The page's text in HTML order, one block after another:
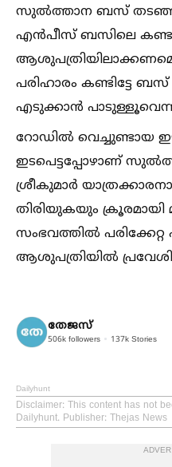
സുല്‍ത്താന ബസ്
എന്‍പീസ് ബസിലെ
പരിഹാരം കണ്ടിട്ടേ ബസ്
എടുക്കാന്‍
റോഡില്‍ വെച്ചുണ്ടായ
ഇടപെട്ടപ്പോഴാണ്
ശ്രീകുമാര്‍
തിരിയുകയും
സംഭവത്തില്‍ പരിക്കേറ്റ
ആശുപത്രിയില്‍
തേജസ്
506k followers 137k Stories
Dailyhunt
Disclaimer: This content has not
Dailyhunt. Publisher: Thejas News